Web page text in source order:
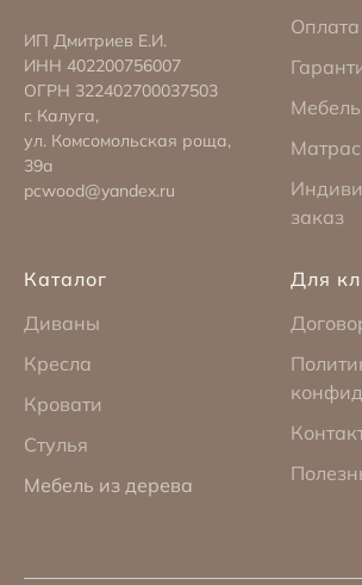
ИП Дмитриев Е.И.
ИНН 402200756007
ОГРН 322402700037503
г. Калуга,
ул. Комсомольская роща,
39а
pcwood@yandex.ru
Оплата
заказ
Каталог
Диваны
Кресла
Кровати
Стулья
Мебель из дерева
Для